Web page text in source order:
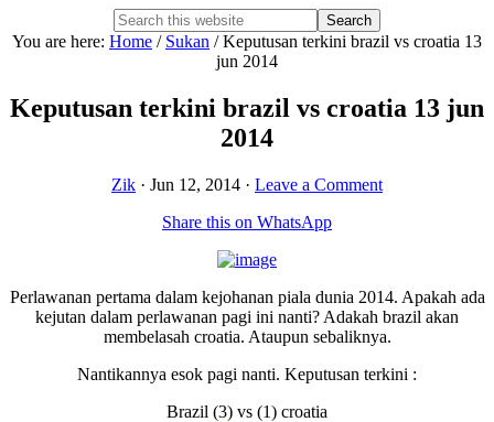
Search
this
Hide
Search
You are here: Home / Sukan /Keputusan terkini brazil vs croatia 13
jun 2014
Keputusan terkini brazil vs croatia 13 jun
2014
Zik · Jun 12, 2014 · Leave a Comment
Share this on WhatsApp
Perlawanan pertama dalam kejohanan piala dunia 2014. Apakah ada
kejutan dalam perlawanan pagi ini nanti? Adakah brazil akan
membelasah croatia. Ataupun sebaliknya.
Nantikannya esok pagi nanti. Keputusan terkini :
Brazil (3) vs (1) croatia